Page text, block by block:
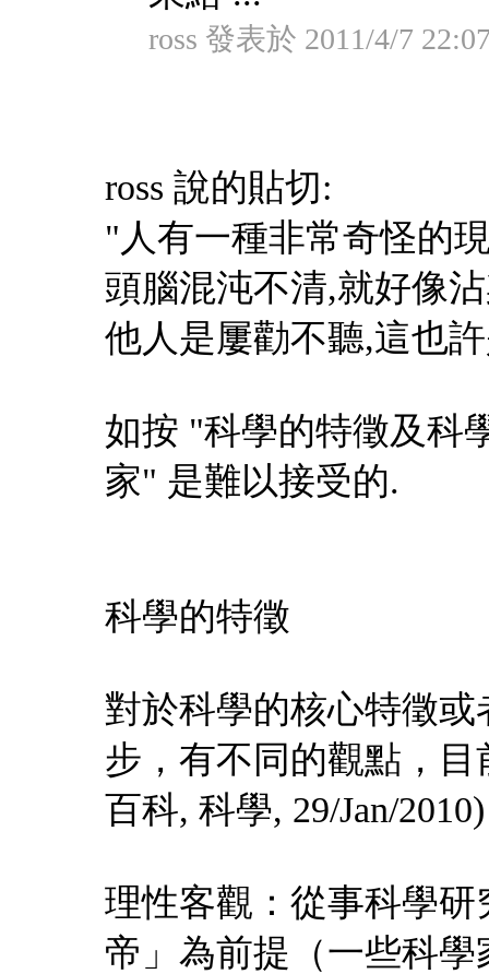
ross 發表於 2011/4/7
ross 說的貼切:
"人有一種非常奇怪的
頭腦混沌不清,就好像
他人是屢勸不聽,這也
如按 "科學的特徵及科
家" 是難以接受的.
科學的特徵
對於科學的核心特徵
步，有不同的觀點，
百科, 科學, 29/Jan/
理性客觀：從事科學
帝」為前提（一些科